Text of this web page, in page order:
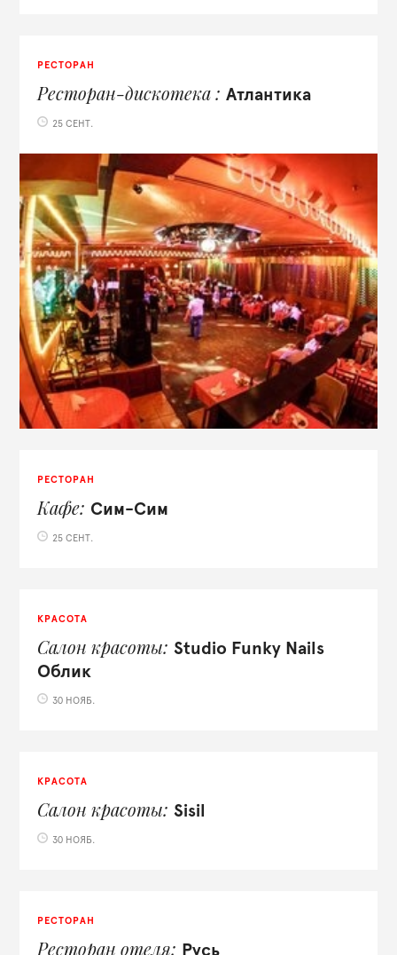
РЕСТОРАН
Ресторан-дискотека Атлантика
25 СЕНТ.
РЕСТОРАН
Кафе Сим-Сим
25 СЕНТ.
КРАСОТА
Салон красоты
Studio Funky Nails
Облик
30 НОЯБ.
КРАСОТА
Салон красоты Sisil
30 НОЯБ.
РЕСТОРАН
Ресторан отеля Русь